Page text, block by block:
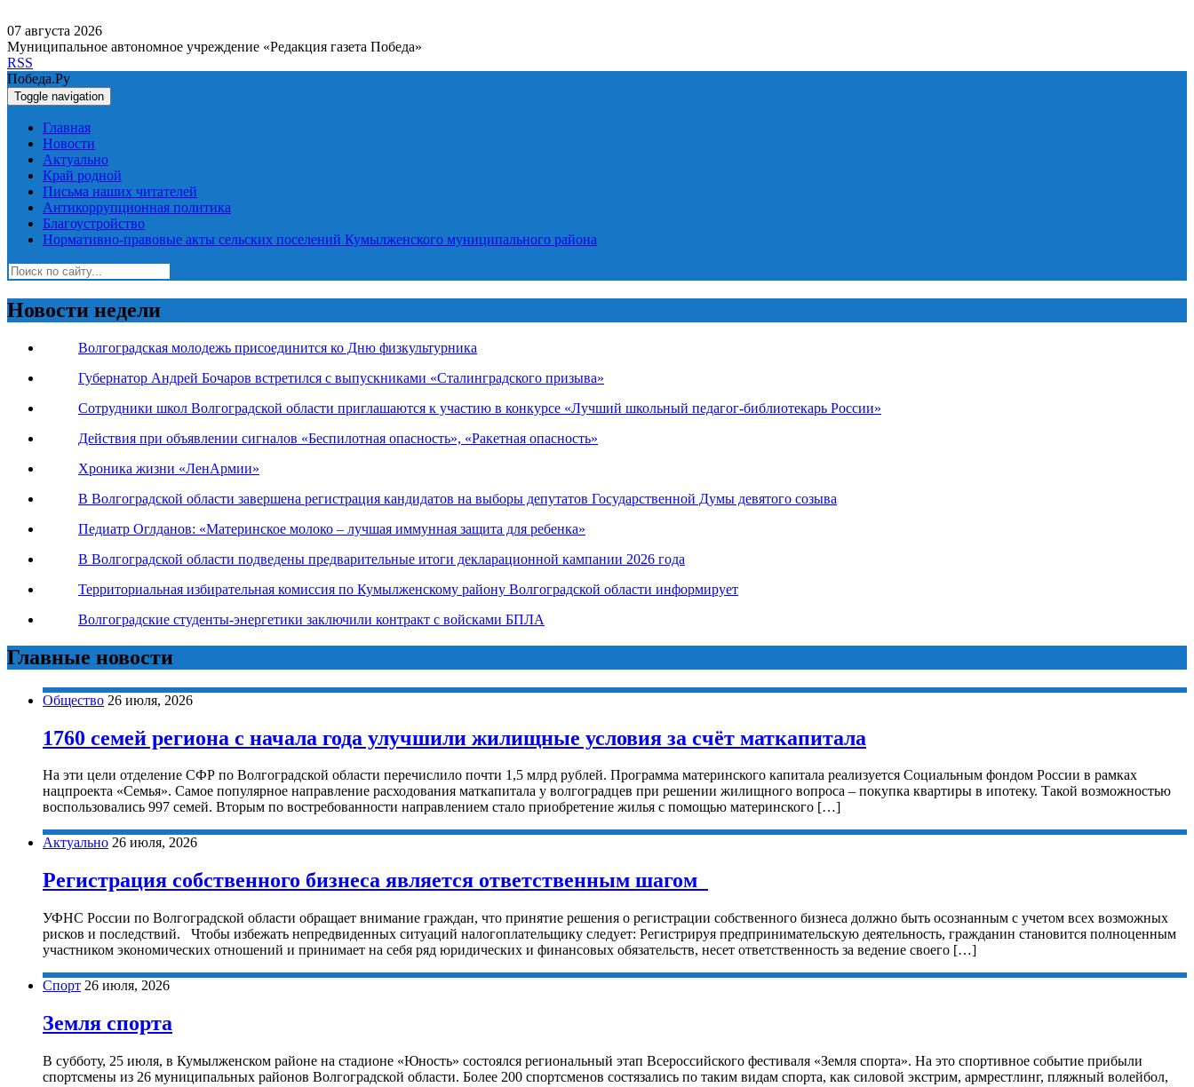
07 августа 2026
Муниципальное автономное учреждение «Редакция газета Победа»
RSS
Победа.Ру
Toggle navigation
Главная
Новости
Актуально
Край родной
Письма наших читателей
Антикоррупционная политика
Благоустройство
Нормативно-правовые акты сельских поселений Кумылженского муниципального района
Новости недели
Волгоградская молодежь присоединится ко Дню физкультурника
Губернатор Андрей Бочаров встретился с выпускниками «Сталинградского призыва»
Сотрудники школ Волгоградской области приглашаются к участию в конкурсе «Лучший школьный педагог-библиотекарь России»
Действия при объявлении сигналов «Беспилотная опасность», «Ракетная опасность»
Хроника жизни «ЛенАрмии»
В Волгоградской области завершена регистрация кандидатов на выборы депутатов Государственной Думы девятого созыва
Педиатр Оглданов: «Материнское молоко – лучшая иммунная защита для ребенка»
В Волгоградской области подведены предварительные итоги декларационной кампании 2026 года
Территориальная избирательная комиссия по Кумылженскому району Волгоградской области информирует
Волгоградские студенты-энергетики заключили контракт с войсками БПЛА
Главные новости
Общество 26 июля, 2026
1760 семей региона с начала года улучшили жилищные условия за счёт маткапитала
На эти цели отделение СФР по Волгоградской области перечислило почти 1,5 млрд рублей. Программа материнского капитала реализуется Социальным фондом России в рамках
нацпроекта «Семья». Самое популярное направление расходования маткапитала у волгоградцев при решении жилищного вопроса – покупка квартиры в ипотеку. Такой возможностью
воспользовались 997 семей. Вторым по востребованности направлением стало приобретение жилья с помощью материнского […]
Актуально 26 июля, 2026
Регистрация собственного бизнеса является ответственным шагом
УФНС России по Волгоградской области обращает внимание граждан, что принятие решения о регистрации собственного бизнеса должно быть осознанным с учетом всех возможных
рисков и последствий. Чтобы избежать непредвиденных ситуаций налогоплательщику следует: Регистрируя предпринимательскую деятельность, гражданин становится полноценным
участником экономических отношений и принимает на себя ряд юридических и финансовых обязательств, несет ответственность за ведение своего […]
Спорт 26 июля, 2026
Земля спорта
В субботу, 25 июля, в Кумылженском районе на стадионе «Юность» состоялся региональный этап Всероссийского фестиваля «Земля спорта». На это спортивное событие прибыли
спортсмены из 26 муниципальных районов Волгоградской области. Более 200 спортсменов состязались по таким видам спорта, как силовой экстрим, армрестлинг, пляжный волейбол,